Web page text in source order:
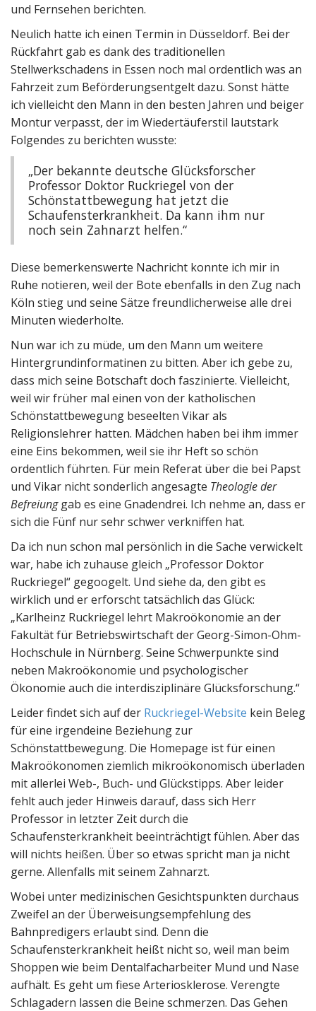
und Fernsehen berichten.
Neulich hatte ich einen Termin in Düsseldorf. Bei der
Rückfahrt gab es dank des traditionellen
Stellwerkschadens in Essen noch mal ordentlich was an
Fahrzeit zum Beförderungsentgelt dazu. Sonst hätte
ich vielleicht den Mann in den besten Jahren und beiger
Montur verpasst, der im Wiedertäuferstil lautstark
Folgendes zu berichten wusste:
„Der bekannte deutsche Glücksforscher
Professor Doktor Ruckriegel von der
Schönstattbewegung hat jetzt die
Schaufensterkrankheit. Da kann ihm nur
noch sein Zahnarzt helfen.“
Diese bemerkenswerte Nachricht konnte ich mir in
Ruhe notieren, weil der Bote ebenfalls in den Zug nach
Köln stieg und seine Sätze freundlicherweise alle drei
Minuten wiederholte.
Nun war ich zu müde, um den Mann um weitere
Hintergrundinformatinen zu bitten. Aber ich gebe zu,
dass mich seine Botschaft doch faszinierte. Vielleicht,
weil wir früher mal einen von der katholischen
Schönstattbewegung beseelten Vikar als
Religionslehrer hatten. Mädchen haben bei ihm immer
eine Eins bekommen, weil sie ihr Heft so schön
ordentlich führten. Für mein Referat über die bei Papst
und Vikar nicht sonderlich angesagte Theologie der
Befreiunggab es eine Gnadendrei. Ich nehme an, dass er
sich die Fünf nur sehr schwer verkniffen hat.
Da ich nun schon mal persönlich in die Sache verwickelt
war, habe ich zuhause gleich „Professor Doktor
Ruckriegel“ gegoogelt. Und siehe da, den gibt es
wirklich und er erforscht tatsächlich das Glück:
„Karlheinz Ruckriegel lehrt Makroökonomie an der
Fakultät für Betriebswirtschaft der Georg-Simon-Ohm-
Hochschule in Nürnberg. Seine Schwerpunkte sind
neben Makroökonomie und psychologischer
Ökonomie auch die interdisziplinäre Glücksforschung.“
Leider findet sich auf der Ruckriegel-Website kein Beleg
für eine irgendeine Beziehung zur
Schönstattbewegung. Die Homepage ist für einen
Makroökonomen ziemlich mikroökonomisch überladen
mit allerlei Web-, Buch- und Glückstipps. Aber leider
fehlt auch jeder Hinweis darauf, dass sich Herr
Professor in letzter Zeit durch die
Schaufensterkrankheit beeinträchtigt fühlen. Aber das
will nichts heißen. Über so etwas spricht man ja nicht
gerne. Allenfalls mit seinem Zahnarzt.
Wobei unter medizinischen Gesichtspunkten durchaus
Zweifel an der Überweisungsempfehlung des
Bahnpredigers erlaubt sind. Denn die
Schaufensterkrankheit heißt nicht so, weil man beim
Shoppen wie beim Dentalfacharbeiter Mund und Nase
aufhält. Es geht um fiese Arteriosklerose. Verengte
Schlagadern lassen die Beine schmerzen. Das Gehen